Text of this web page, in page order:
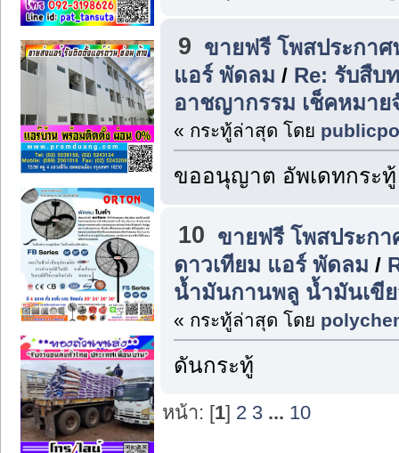
9 ขายฟรี โพสประกาศ
แอร์ พัดลม / Re: รับสืบ
อาชญากรรม เช็คหมาย
« กระทู้ล่าสุด โดย
ขออนุญาต อัพเดทกระทู้
10 ขายฟรี โพสประกา
ดาวเทียม แอร์ พัดลม /
น้ำมันกานพลู น้ำมันเขี
« กระทู้ล่าสุด โดย
ดันกระทู้
หน้า: [1] 2 3 ... 10